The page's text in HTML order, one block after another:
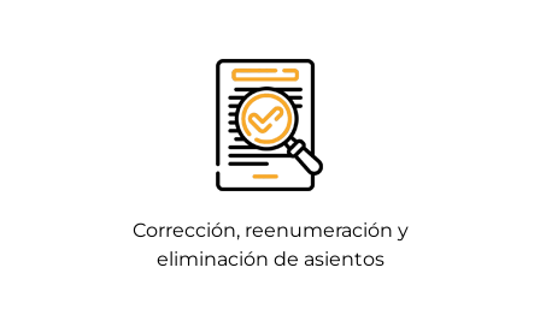
Corrección, reenumeración y
eliminación de asientos